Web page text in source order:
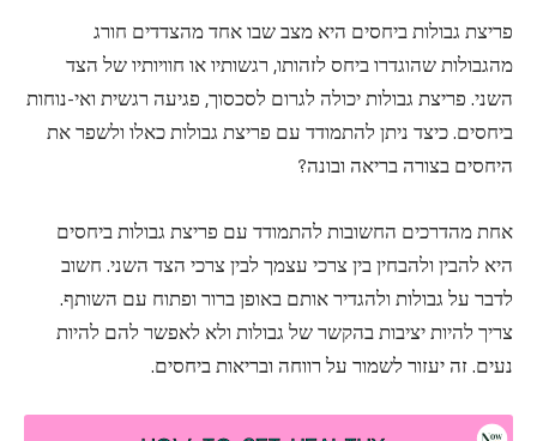
פריצת גבולות ביחסים היא מצב שבו אחד מהצדדים חורג
מהגבולות שהוגדרו ביחס לזהותו, רגשותיו או חוויותיו של הצד
השני. פריצת גבולות יכולה לגרום לסכסוך, פגיעה רגשית ואי-נוחות
ביחסים. כיצד ניתן להתמודד עם פריצת גבולות כאלו ולשפר את
היחסים בצורה בריאה ובונה?
אחת מהדרכים החשובות להתמודד עם פריצת גבולות ביחסים
היא להבין ולהבחין בין צרכי עצמך לבין צרכי הצד השני. חשוב
לדבר על גבולות ולהגדיר אותם באופן ברור ופתוח עם השותף.
צריך להיות יציבות בהקשר של גבולות ולא לאפשר להם להיות
נעים. זה יעזור לשמור על רווחה ובריאות ביחסים.